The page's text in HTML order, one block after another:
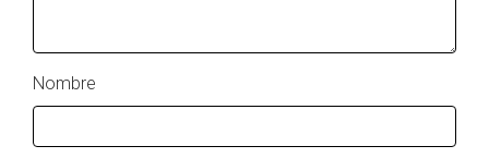
Nombre